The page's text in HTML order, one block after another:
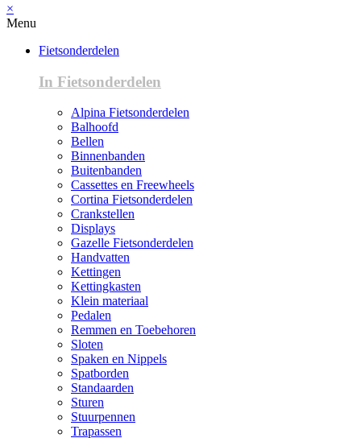
×
Menu
Fietsonderdelen
In Fietsonderdelen
Alpina Fietsonderdelen
Balhoofd
Bellen
Binnenbanden
Buitenbanden
Cassettes en Freewheels
Cortina Fietsonderdelen
Crankstellen
Displays
Gazelle Fietsonderdelen
Handvatten
Kettingen
Kettingkasten
Klein materiaal
Pedalen
Remmen en Toebehoren
Sloten
Spaken en Nippels
Spatborden
Standaarden
Sturen
Stuurpennen
Trapassen